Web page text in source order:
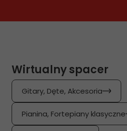
Wirtualny spacer
Gitary, Dęte, Akcesoria
Pianina, Fortepiany klasyczne